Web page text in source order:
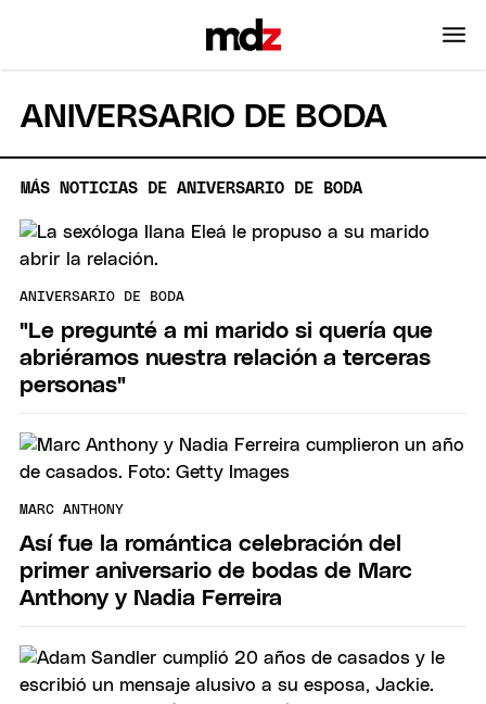
ANIVERSARIO DE BODA
MÁS NOTICIAS DE ANIVERSARIO DE BODA
ANIVERSARIO DE BODA
"Le pregunté a mi marido si quería que
abriéramos nuestra relación a terceras
personas"
MARC ANTHONY
Así fue la romántica celebración del
primer aniversario de bodas de Marc
Anthony y Nadia Ferreira